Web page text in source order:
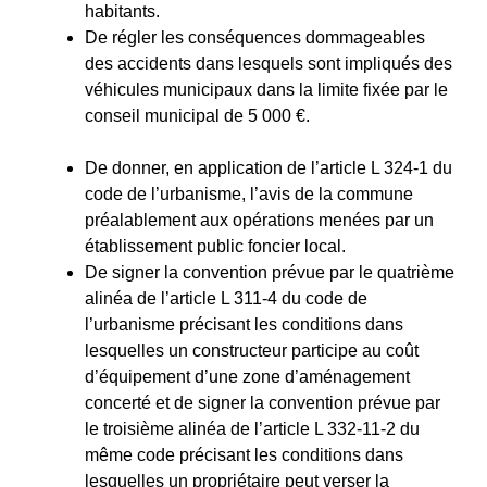
habitants.
De régler les conséquences dommageables
des accidents dans lesquels sont impliqués des
véhicules municipaux dans la limite fixée par le
conseil municipal de 5 000 €.
De donner, en application de l’article L 324-1 du
code de l’urbanisme, l’avis de la commune
préalablement aux opérations menées par un
établissement public foncier local.
De signer la convention prévue par le quatrième
alinéa de l’article L 311-4 du code de
l’urbanisme précisant les conditions dans
lesquelles un constructeur participe au coût
d’équipement d’une zone d’aménagement
concerté et de signer la convention prévue par
le troisième alinéa de l’article L 332-11-2 du
même code précisant les conditions dans
lesquelles un propriétaire peut verser la